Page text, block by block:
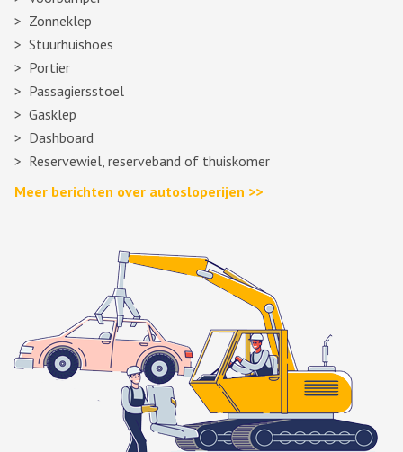
Zonneklep
Stuurhuishoes
Portier
Passagiersstoel
Gasklep
Dashboard
Reservewiel, reserveband of thuiskomer
Meer berichten over autosloperijen >>